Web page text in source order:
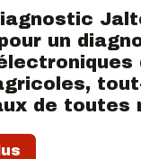
un
de toutes